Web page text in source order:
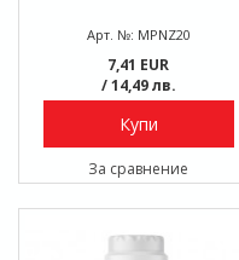
Арт. №: MPNZ20
7,41 EUR
/ 14,49 лв.
Купи
За сравнение